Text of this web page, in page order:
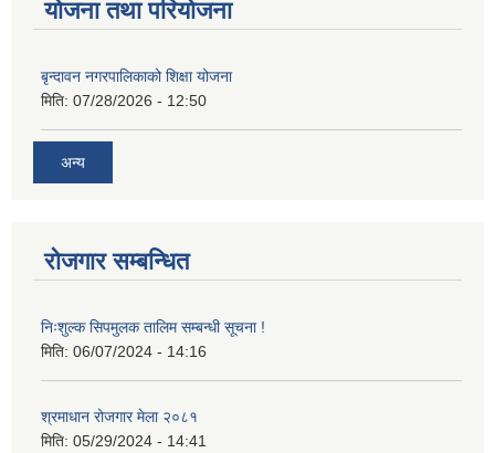
योजना तथा परियोजना
बृन्दावन नगरपालिकाको शिक्षा योजना
मिति: 07/28/2026 - 12:50
अन्य
रोजगार सम्बन्धित
निःशुल्क सिपमुलक तालिम सम्बन्धी सूचना !
मिति: 06/07/2024 - 14:16
श्रमाधान रोजगार मेला २०८१
मिति: 05/29/2024 - 14:41